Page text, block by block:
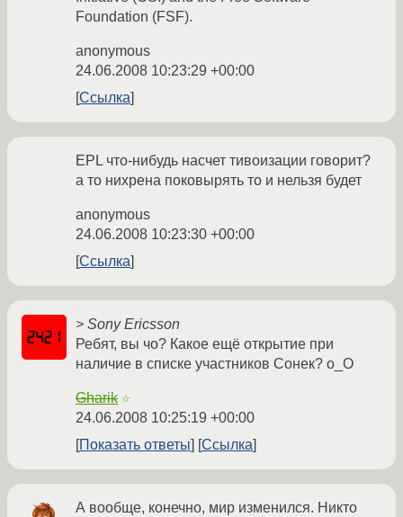
Foundation (FSF).
anonymous
24.06.2008 10:23:29 +00:00
Ссылка
EPL что-нибудь насчет тивоизации говорит?
а то нихрена поковырять то и нельзя будет
anonymous
24.06.2008 10:23:30 +00:00
Ссылка
> Sony Ericsson
Ребят, вы чо? Какое ещё открытие при
наличие в списке участников Сонек? о_О
Gharik ☆
24.06.2008 10:25:19 +00:00
Показать ответы
Ссылка
А вообще, конечно, мир изменился. Никто